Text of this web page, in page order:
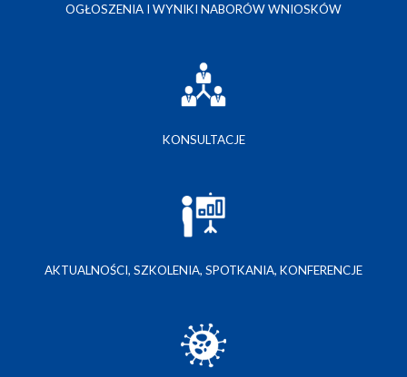
OGŁOSZENIA I WYNIKI NABORÓW WNIOSKÓW
KONSULTACJE
AKTUALNOŚCI, SZKOLENIA, SPOTKANIA, KONFERENCJE